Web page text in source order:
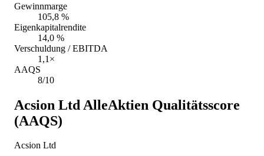
Gewinnmarge
105,8 %
Eigenkapitalrendite
14,0 %
Verschuldung / EBITDA
1,1×
AAQS
8/10
Acsion Ltd AlleAktien Qualitätsscore
(AAQS)
Acsion Ltd